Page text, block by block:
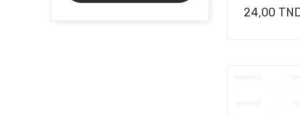
Prix
24,00